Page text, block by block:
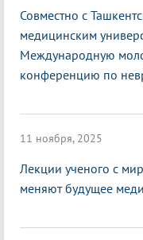
Совместно с
медицинским
Международную
конференцию по
11 ноября, 2025
Лекции ученого с
меняют будущее